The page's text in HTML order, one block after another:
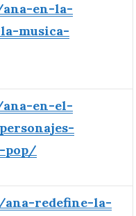
en-la-
musica-
en-el-
pop/
redefine-la-